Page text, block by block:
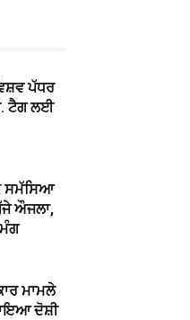
ਪੱਧਰ
ਟੈਗ ਲਈ
ਸਮੱਸਿਆ
ਔਜਲਾ,
ਮਾਮਲੇ
ਦੋਸ਼ੀ